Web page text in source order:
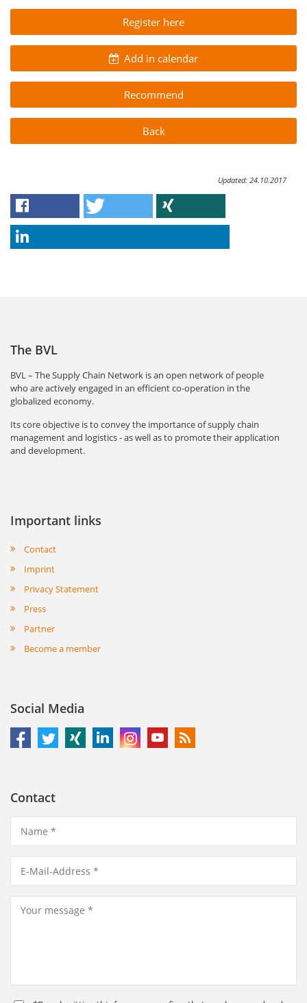
Register here
Add in calendar
Recommend
Back
Updated: 24.10.2017
The BVL
BVL – The Supply Chain Network is an open network of people
who are actively engaged in an efficient co-operation in the
globalized economy.
Its core objective is to convey the importance of supply chain
management and logistics - as well as to promote their application
and development.
Important links
Contact
Imprint
Privacy Statement
Press
Partner
Become a member
Social Media
Contact